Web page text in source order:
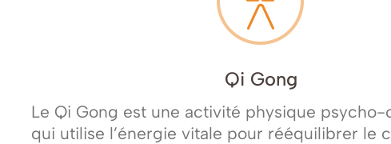
Qi Gong
Le Qi Gong est une activité physique
qui utilise l’énergie vitale pour rééquilibrer le